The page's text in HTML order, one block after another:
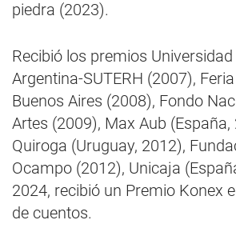
piedra (2023).
Recibió los premios
Argentina-SUTERH (2007),
Buenos Aires (2008), Fondo
Artes (2009), Max Aub
Quiroga (Uruguay, 2012),
Ocampo (2012), Unicaja
2024, recibió un Premio Konex
de cuentos.